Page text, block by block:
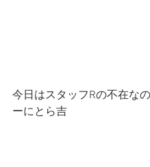
今日はスタッフRの不在な
ーにとら吉